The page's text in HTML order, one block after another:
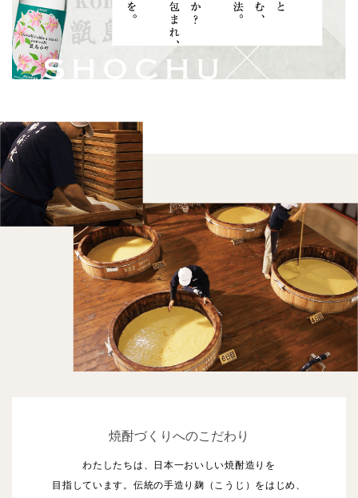
焼酎づくりへのこだわり
わたしたちは、日本一おいしい焼酎造りを
目指しています。 伝統の手造り麹（こうじ）をはじめ、